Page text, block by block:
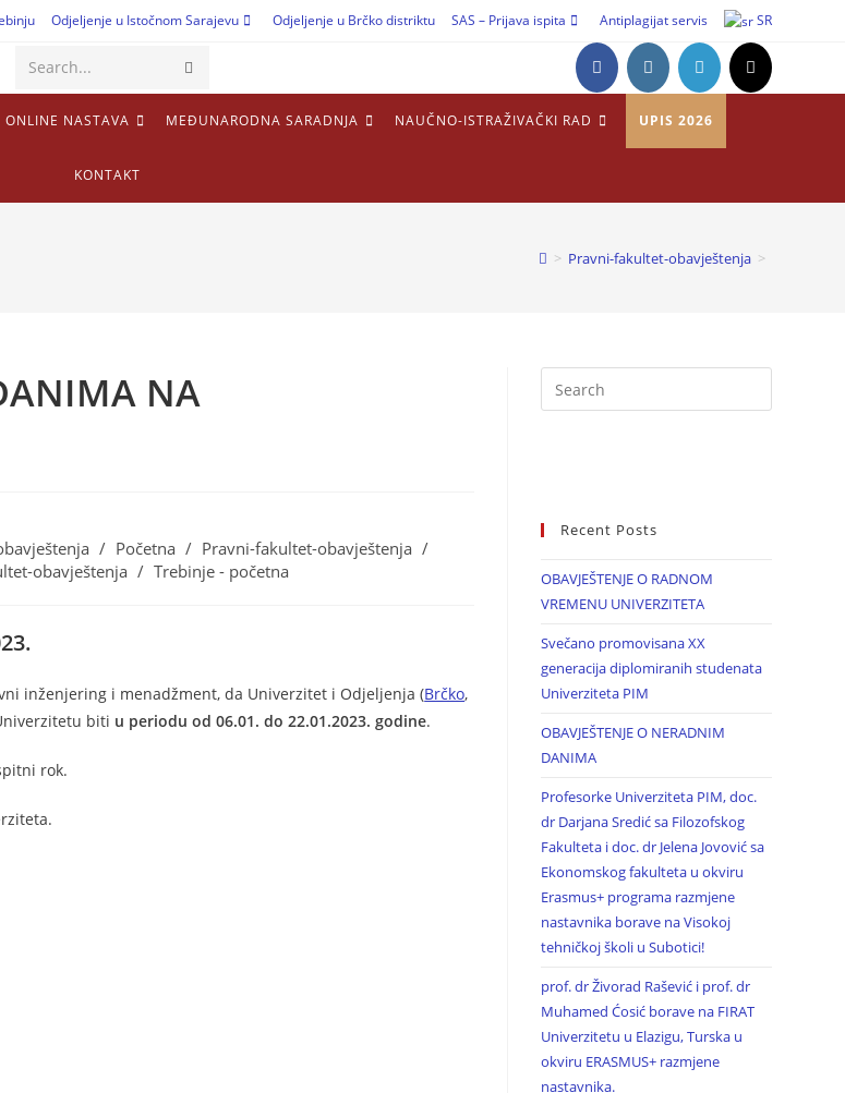
Odjeljenje u Istočnom Sarajevu Odjeljenje u Brčko distriktu SAS – Prijava ispita Antiplagijat servis SR
Search...
ONLINE NASTAVA MEĐUNARODNA SARADNJA NAUČNO-ISTRAŽIVAČKI RAD UPIS 2026
KONTAKT
> Pravni-fakultet-obavještenja >
NA
/ Početna / Pravni-fakultet-obavještenja /
obavještenja / Trebinje - početna
inženjering i menadžment, da Univerzitet i Odjeljenja (Brčko,
biti u periodu od 06.01. do 22.01.2023. godine.
rok.
Recent Posts
OBAVJEŠTENJE O RADNOM
VREMENU UNIVERZITETA
Svečano promovisana XX
generacija diplomiranih studenata
Univerziteta PIM
OBAVJEŠTENJE O NERADNIM
DANIMA
Profesorke Univerziteta PIM, doc.
dr Darjana Sredić sa Filozofskog
Fakulteta i doc. dr Jelena Jovović sa
Ekonomskog fakulteta u okviru
Erasmus+ programa razmjene
nastavnika borave na Visokoj
tehničkoj školi u Subotici!
prof. dr Živorad Rašević i prof. dr
Muhamed Ćosić borave na FIRAT
Univerzitetu u Elazigu, Turska u
okviru ERASMUS+ razmjene
nastavnika.